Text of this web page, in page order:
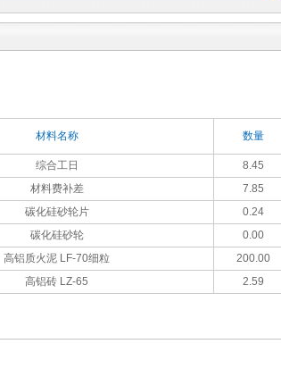
材料名称 数量
综合工日 8.45
材料费补差 7.85
碳化硅砂轮片 0.24
碳化硅砂轮 0.00
高铝质火泥 LF-70细粒 200.00
高铝砖 LZ-65 2.59